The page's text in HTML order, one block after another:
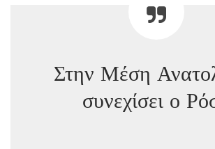
Στην Μέση
συνεχίσει ο